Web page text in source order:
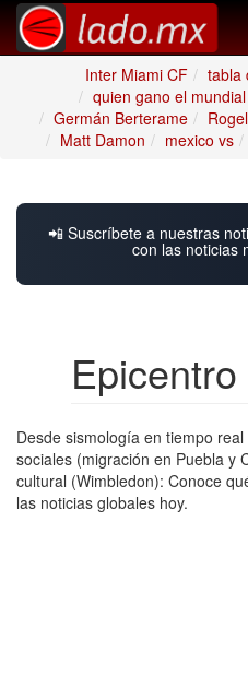
Inter Miami CF
tabla
quien gano el
Germán Berterame
Matt Damon
mexico vs
📲 Suscríbete a nuestras
con las noticias
Epicentro
Desde sismología en tiempo
sociales (migración en Puebla y
cultural (Wimbledon): Conoce
las noticias globales hoy.